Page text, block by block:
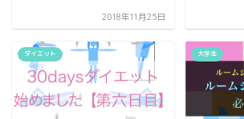
2018年11月25日
ダイエット 大学生